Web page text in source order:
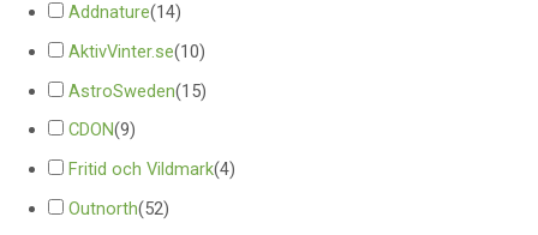
Addnature(14)
AktivVinter.se(10)
AstroSweden(15)
CDON(9)
Fritid och Vildmark(4)
Outnorth(52)